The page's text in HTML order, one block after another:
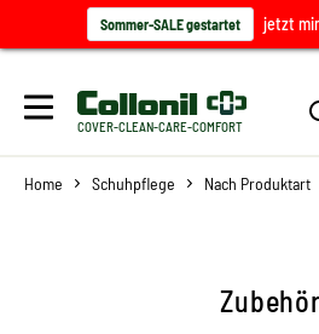
Sommer-SALE gestartet jetzt
COVER-CLEAN-CARE-COMFORT
Home Schuhpflege Nach Produktart
Zubehör